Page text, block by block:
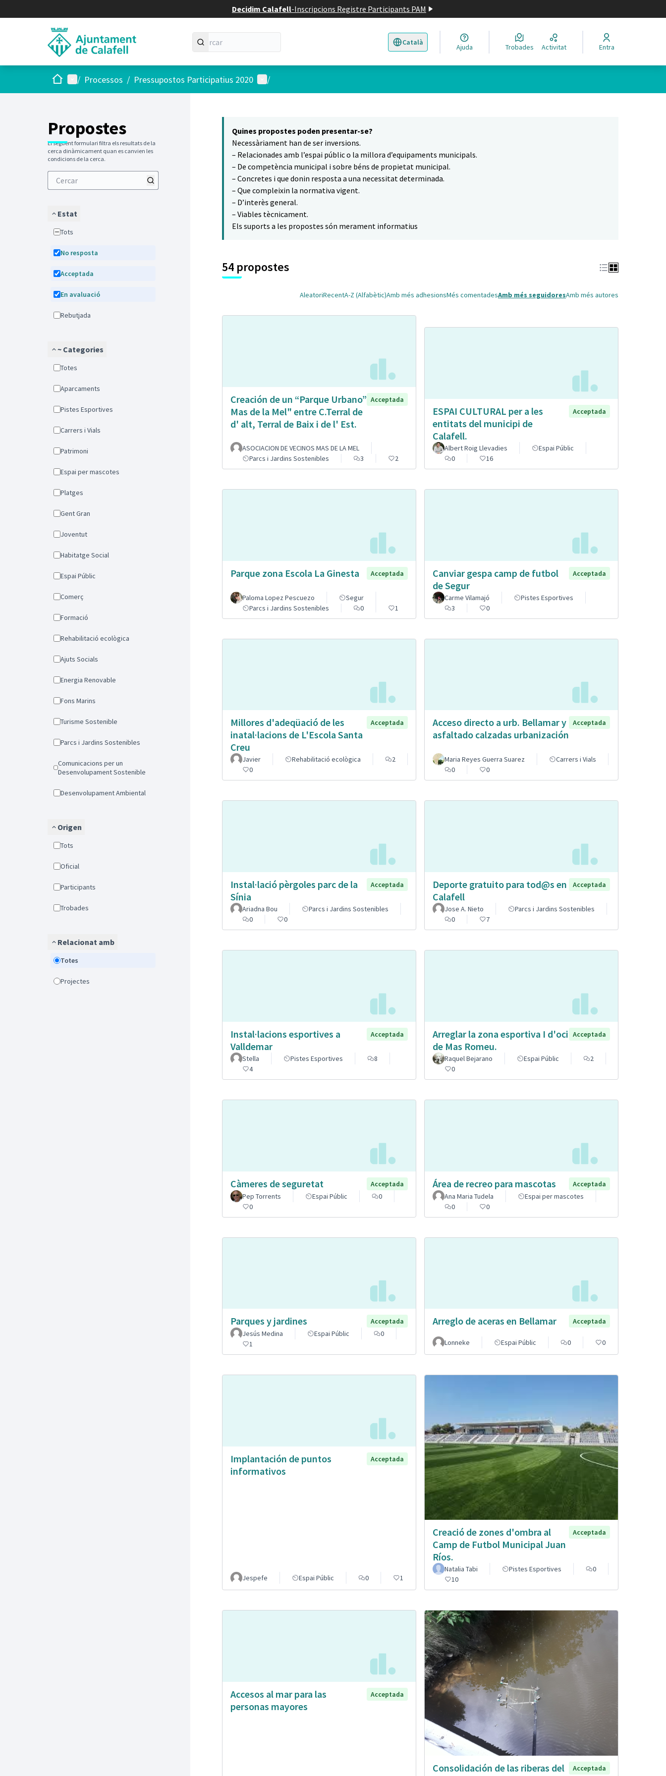
Decidim Calafell-Inscripcions Registre Participants PAM
Català
Triar la llengua Elegir el idioma
Ajuda Trobades Activitat Entra
Inici Menú principal
/ Processos / Pressupostos Participatius 2020 Menú d'usuari
/
Propostes
El següent formulari filtra els resultats de la
cerca dinàmicament quan es canvien les
condicions de la cerca.
Estat
Tots
No resposta
Acceptada
En avaluació
Rebutjada
~ Categories
Totes
Aparcaments
Pistes Esportives
Carrers i Vials
Patrimoni
Espai per mascotes
Platges
Gent Gran
Joventut
Habitatge Social
Espai Públic
Comerç
Formació
Rehabilitació ecològica
Ajuts Socials
Energia Renovable
Fons Marins
Turisme Sostenible
Parcs i Jardins Sostenibles
Comunicacions per un
Desenvolupament Sostenible
Desenvolupament Ambiental
Origen
Tots
Oficial
Participants
Trobades
Relacionat amb
Totes
Projectes
5
Quines propostes poden presentar-se?
Necessàriament han de ser inversions.
– Relacionades amb l’espai públic o la millora d’equipaments municipals.
– De competència municipal i sobre béns de propietat municipal.
– Concretes i que donin resposta a una necessitat determinada.
– Que compleixin la normativa vigent.
– D’interès general.
– Viables tècnicament.
Els suports a les propostes són merament informatius
54 propostes
AleatoriRecentA-Z (Alfabètic)Amb més adhesionsMés comentadesAmb més seguidoresAmb més autores
Creación de un “Parque Urbano”
Mas de la Mel" entre C.Terral de
d' alt, Terral de Baix i de l' Est.
Acceptada
ASOCIACION DE VECINOS MAS DE LA MEL
Parcs i Jardins Sostenibles
3 2
ESPAI CULTURAL per a les
entitats del municipi de
Calafell.
Acceptada
Albert Roig Llevadies
Espai Públic
0
16
Parque zona Escola La Ginesta Acceptada
Paloma Lopez Pescuezo
Segur
Parcs i Jardins Sostenibles
0 1
Canviar gespa camp de futbol
de Segur
Acceptada
Carme Vilamajó
Pistes Esportives
3
0
Millores d'adeqüació de les
inatal·lacions de L'Escola Santa
Creu
Acceptada
Javier Rehabilitació ecològica
2
0
Acceso directo a urb. Bellamar y
asfaltado calzadas urbanización
Acceptada
Maria Reyes Guerra Suarez
Carrers i Vials
0
0
Instal·lació pèrgoles parc de la
Sínia
Acceptada
Ariadna Bou
Parcs i Jardins Sostenibles
0
0
Deporte gratuito para tod@s en
Calafell
Acceptada
Jose A. Nieto
Parcs i Jardins Sostenibles
0
7
Instal·lacions esportives a
Valldemar
Acceptada
Stella Pistes Esportives
8
4
Arreglar la zona esportiva I d'oci
de Mas Romeu.
Acceptada
Raquel Bejarano Espai Públic
2
0
Càmeres de seguretat
Acceptada
Pep Torrents
Espai Públic
0
0
Área de recreo para mascotas
Acceptada
Ana Maria Tudela
Espai per mascotes
0
0
Parques y jardines
Acceptada
Jesús Medina
Espai Públic
0
1
Arreglo de aceras en Bellamar Acceptada
Lonneke Espai Públic 0 0
Implantación de puntos
informativos
Acceptada
Jespefe Espai Públic 0 1
Creació de zones d'ombra al
Camp de Futbol Municipal Juan
Ríos.
Acceptada
Natalia Tabi Pistes Esportives
0
10
Accesos al mar para las
personas mayores
Acceptada
Consolidación de las riberas del
Acceptada